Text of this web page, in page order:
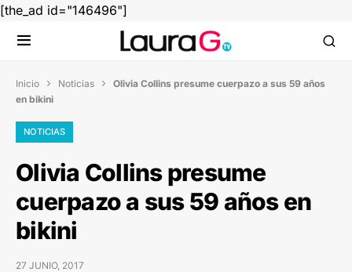
[the_ad id="146496"]
Inicio  Noticias  Olivia Collins presume cuerpazo a sus 59 años
en bikini
NOTICIAS
Olivia Collins presume
cuerpazo a sus 59 años en
bikini
27 JUNIO, 2017